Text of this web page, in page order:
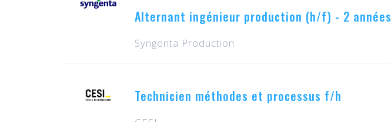
Alternant ingénieur production (h/f) - 2
Syngenta Production
Technicien méthodes et processus f/h